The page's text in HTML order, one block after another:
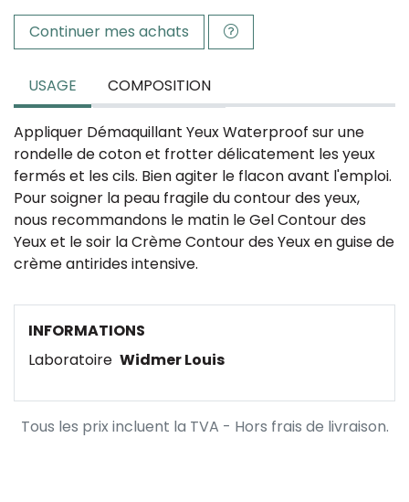
Continuer mes achats
USAGE COMPOSITION
Appliquer Démaquillant Yeux Waterproof sur une
rondelle de coton et frotter délicatement les yeux
fermés et les cils. Bien agiter le flacon avant l'emploi.
Pour soigner la peau fragile du contour des yeux,
nous recommandons le matin le Gel Contour des
Yeux et le soir la Crème Contour des Yeux en guise de
crème antirides intensive.
INFORMATIONS
Laboratoire Widmer Louis
Tous les prix incluent la TVA - Hors frais de livraison.